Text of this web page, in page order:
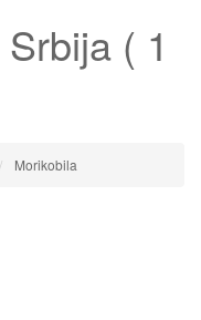
Srbija ( 1
Morikobila